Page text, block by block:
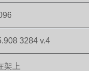
3284 v.4
架上